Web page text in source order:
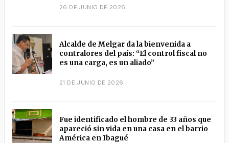
26 DE JUNIO DE 2026
Alcalde de Melgar da la bienvenida a
contralores del país: “El control fiscal no
es una carga, es un aliado”
21 DE JUNIO DE 2026
Fue identificado el hombre de 33 años que
apareció sin vida en una casa en el barrio
América en Ibagué